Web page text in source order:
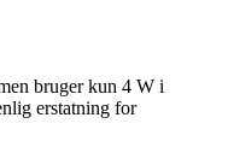
bruger kun 4 W i
erstatning for